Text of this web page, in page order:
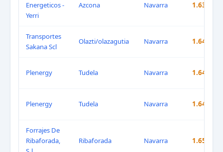
Energeticos -
Yerri
Azcona Navarra 1.632 €
Transportes
Sakana Scl
Olazti/olazagutia Navarra 1.640 €
Plenergy Tudela Navarra 1.645 €
Plenergy Tudela Navarra 1.645 €
Forrajes De
Ribaforada,
Ribaforada Navarra 1.659 €